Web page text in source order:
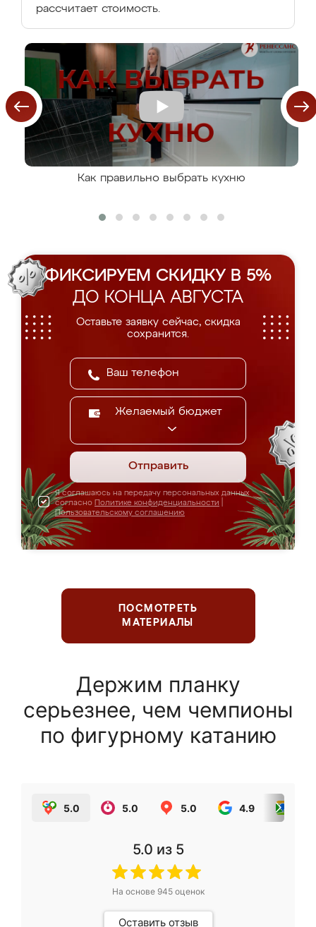
рассчитает стоимость.
Как правильно выбрать кухню
ФИКСИРУЕМ СКИДКУ В 5%
ДО КОНЦА АВГУСТА
Оставьте заявку сейчас, скидка
сохранится.
Желаемый бюджет
Отправить
Я соглашаюсь на передачу персональных данных
согласно Политике конфиденциальности
Пользовательскому соглашению
ПОСМОТРЕТЬ
МАТЕРИАЛЫ
Держим планку
серьезнее, чем чемпионы
по фигурному катанию
5.0 5.0 5.0 4.9
5.0 из 5
На основе 945оценок
Оставить отзыв